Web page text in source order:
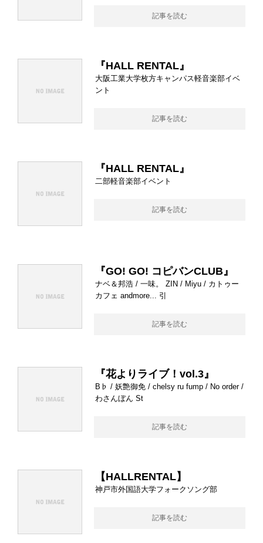
記事を読む
『HALL RENTAL』
大阪工業大学枚方キャンパス軽音楽部イベ
ント
記事を読む
『HALL RENTAL』
二部軽音楽部イベント
記事を読む
『GO! GO! コピバンCLUB』
ナベ＆邦浩 / 一味。 ZIN / Miyu / カトゥー
カフェ andmore... 引
記事を読む
『花よりライブ！vol.3』
B♭ / 妖艶御免 / chelsy ru fump / No order /
わさんぼん St
記事を読む
【HALLRENTAL】
神戸市外国語大学フォークソング部
記事を読む